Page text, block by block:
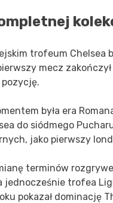
trofeum Chelsea
mecz
była era
do siódmego
jako pierwszy
terminów
jednocześnie trofea
pokazał dominację